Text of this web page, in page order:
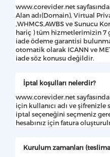
www.corevider.net
Alan adı(Domain), Virtual
,WHMCS,AWBS ve Sunucu
hariç ) tüm hizmetlerimizin 7
iade ödeme garantisi
otomatik olarak ICANN ve
iade söz konusu değildir.
İptal koşulları nelerdir?
www.corevider.net
için kullanıcı adı ve
iptal seçeneğini seçmeniz
hesabınız için fatura
Kurulum zamanları